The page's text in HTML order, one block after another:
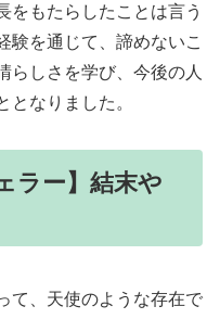
をもたらしたことは言う
験を通じて、諦めないこ
らしさを学び、今後の人
となりました。
ラー】結末や
て、天使のような存在で